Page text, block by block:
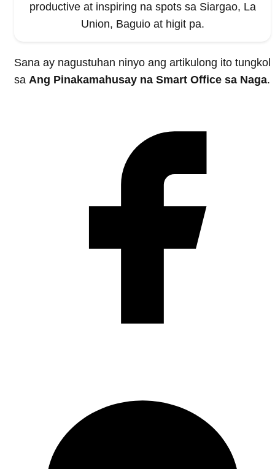
productive at inspiring na spots sa Siargao, La
Union, Baguio at higit pa.
Sana ay nagustuhan ninyo ang artikulong ito tungkol
sa Ang Pinakamahusay na Smart Office sa Naga.